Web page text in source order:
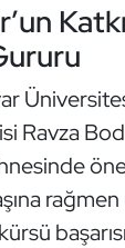
Ravza
rağmen